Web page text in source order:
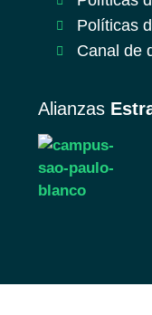
Políticas
Canal de
Alianzas